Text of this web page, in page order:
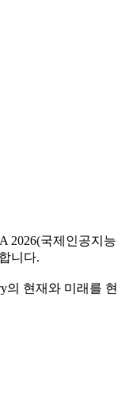
2026(국제인공지능
니다.
의 현재와 미래를 현